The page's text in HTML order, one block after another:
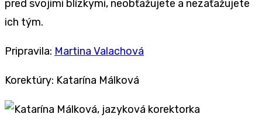
pred svojimi blízkymi, neobťažujete a nezaťažujete
ich tým.
Pripravila: Martina Valachová
Korektúry: Katarína Málková